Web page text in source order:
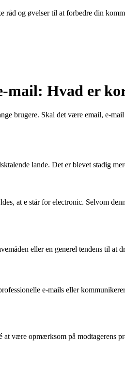
og øvelser til at forbedre din
mail: Hvad er
brugere. Skal det være email, e-
lande. Det er blevet stadig
at e står for electronic. Selvom
eller en generel tendens til at
e-mails eller
være opmærksom på modtagerens